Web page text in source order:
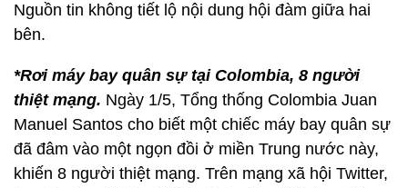
Nguồn tin không tiết lộ nội dung hội đàm giữa hai
bên.
*Rơi máy bay quân sự tại Colombia, 8 người
thiệt mạng. Ngày 1/5, Tổng thống Colombia Juan
Manuel Santos cho biết một chiếc máy bay quân sự
đã đâm vào một ngọn đồi ở miền Trung nước này,
khiến 8 người thiệt mạng. Trên mạng xã hội Twitter,